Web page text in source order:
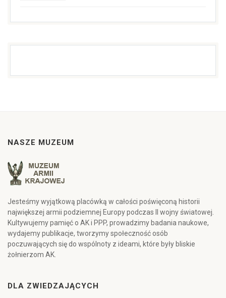
NASZE MUZEUM
Jesteśmy wyjątkową placówką w całości poświęconą historii
największej armii podziemnej Europy podczas II wojny światowej.
Kultywujemy pamięć o AK i PPP, prowadzimy badania naukowe,
wydajemy publikacje, tworzymy społeczność osób
poczuwających się do wspólnoty z ideami, które były bliskie
żołnierzom AK.
DLA ZWIEDZAJĄCYCH